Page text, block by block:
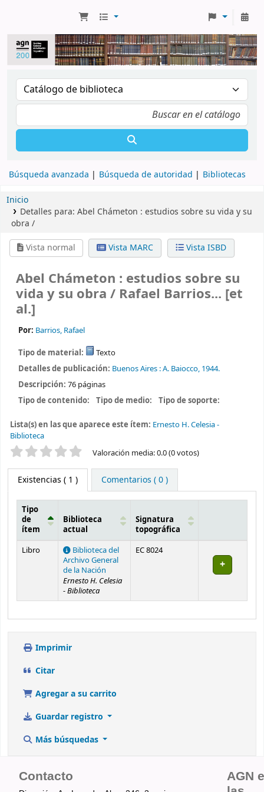
Búsqueda avanzada Búsqueda de autoridad Bibliotecas
Inicio
Detalles para: Abel Chámeton : estudios sobre su vida y su
obra /
Vista normal
Vista MARC Vista ISBD
Abel Chámeton : estudios sobre su
vida y su obra / Rafael Barrios... [et
al.]
Por: Barrios, Rafael
Tipo de material:
Texto
Detalles de publicación: Buenos Aires :A. Baiocco, 1944.
Descripción: 76 páginas
Tipo de contenido:
Tipo de medio: Tipo de soporte:
Lista(s) en las que aparece este ítem: Ernesto H. Celesia -
Biblioteca
Valoración Valoración media: 0.0 (0 votos)
Existencias ( 1 ) Comentarios ( 0 )
Existencias
Tipo
de
ítem
Biblioteca
actual
Signatura
topográfica
Libro
Biblioteca del
Archivo General
de la Nación
Ernesto H. Celesia
- Biblioteca
EC 8024
Imprimir
Citar
Agregar a su carrito
Guardar registro
Más búsquedas
Contacto
AGN